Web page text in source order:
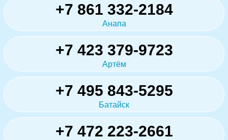
+7 861 332-2184
Анапа
+7 423 379-9723
Артём
+7 495 843-5295
Батайск
+7 472 223-2661